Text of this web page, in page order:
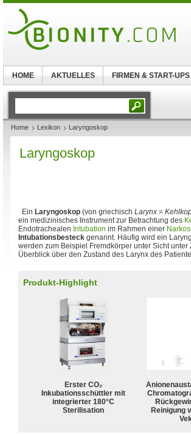
Home Lexikon Laryngoskop
Laryngoskop
Ein Laryngoskop (von griechisch Larynx =
ein medizinisches Instrument zur Betrachtung des
Endotrachealen Intubation im Rahmen einer
Intubationsbesteck genannt. Häufig wird ein
werden zum Beispiel Fremdkörper unter Sicht
Überblick über den Zustand des Larynx des
Produkt-Highlight
Erster CO₂
Inkubationsschüttler mit
integrierter 180°C
Sterilisation
Reinigung
HOME AKTUELLES FIRMEN & START-UPS